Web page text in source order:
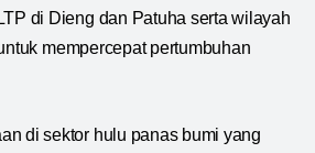
di Dieng dan Patuha serta wilayah
mempercepat pertumbuhan
di sektor hulu panas bumi yang